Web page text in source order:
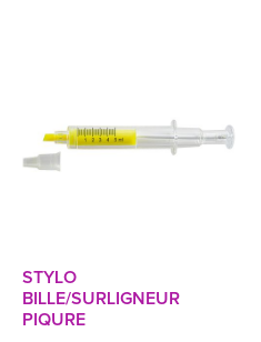
STYLO
BILLE/SURLIGNEUR
PIQURE